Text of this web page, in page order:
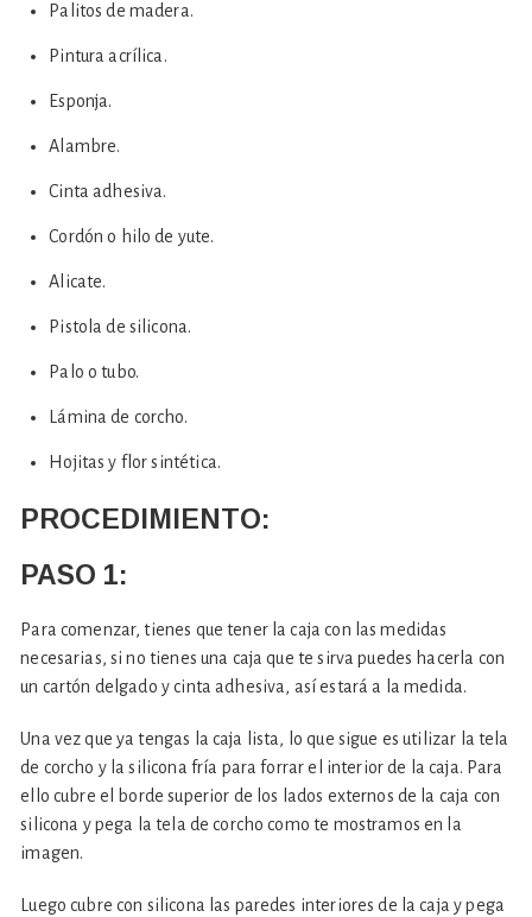
Palitos de madera.
Pintura acrílica.
Esponja.
Alambre.
Cinta adhesiva.
Cordón o hilo de yute.
Alicate.
Pistola de silicona.
Palo o tubo.
Lámina de corcho.
Hojitas y flor sintética.
PROCEDIMIENTO:
PASO 1:
Para comenzar, tienes que tener la caja con las medidas
necesarias, si no tienes una caja que te sirva puedes hacerla con
un cartón delgado y cinta adhesiva, así estará a la medida.
Una vez que ya tengas la caja lista, lo que sigue es utilizar la tela
de corcho y la silicona fría para forrar el interior de la caja. Para
ello cubre el borde superior de los lados externos de la caja con
silicona y pega la tela de corcho como te mostramos en la
imagen.
Luego cubre con silicona las paredes interiores de la caja y pega